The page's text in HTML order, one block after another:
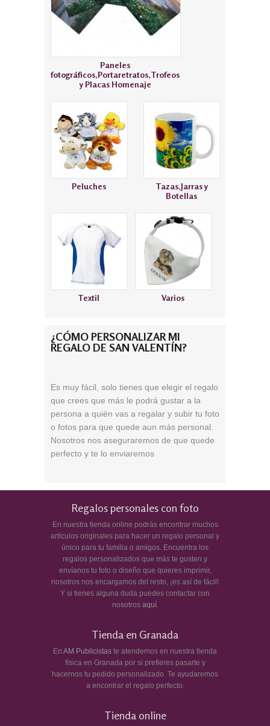
Paneles
fotográficos,Portaretratos,Trofeos
y Placas Homenaje
Peluches
Tazas,Jarras y
Botellas
Textil Varios
¿CÓMO PERSONALIZAR MI
REGALO DE SAN VALENTÍN?
Es muy fácil, solo tienes que elegir el regalo
que crees que más le podrá gustar a la
persona a quién vas a regalar y subir tu foto
o fotos para que quede aun más personal.
Nosotros nos aseguraremos de que quede
perfecto y te lo enviaremos
Regalos personales con foto
En nuestra tienda online podrás encontrar muchos
artículos originales para hacer un regalo personal y
único para tu familia o amigos. Encuentra los
regalos personalizados que más te gusten y
envíanos tu foto o diseño que quieres imprimir,
nosotros nos encargamos del resto, ¡es así de fácil!
Y si tienes alguna duda puedes contactar con
nosotros aquí.
Tienda en Granada
En AM Publicistas te atendemos en nuestra tienda
física en Granada por si prefieres pasarte y
hacernos tu pedido personalizado. Te ayudaremos
a encontrar el regalo perfecto.
Tienda online